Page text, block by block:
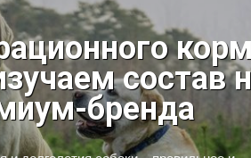
состав
бренда